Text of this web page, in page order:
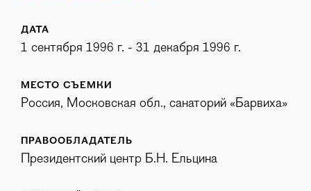
ДАТА
1 сентября 1996 г. - 31 декабря 1996 г.
МЕСТО СЪЕМКИ
Россия, Московская обл., санаторий «Барвиха»
ПРАВООБЛАДАТЕЛЬ
Президентский центр Б.Н. Ельцина